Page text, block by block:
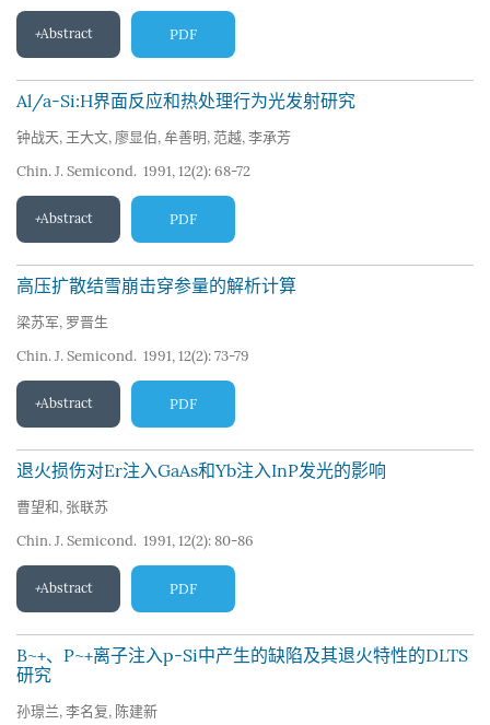
Abstract PDF
Al/a-Si:H界面反应和热处理行为光发射研究
钟战天, 王大文, 廖显伯, 牟善明 , 范越, 李承芳
Chin. J. Semicond. 1991, 12(2): 68-72
Abstract PDF
高压扩散结雪崩击穿参量的解析计算
梁苏军, 罗晋生
Chin. J. Semicond. 1991, 12(2): 73-79
Abstract PDF
退火损伤对Er注入GaAs和Yb注入InP发光的影响
曹望和 , 张联苏
Chin. J. Semicond. 1991, 12(2): 80-86
Abstract PDF
B~+、P~+离子注入p-Si中产生的缺陷及其退火特性的DLTS
研究
孙璟兰, 李名复, 陈建新